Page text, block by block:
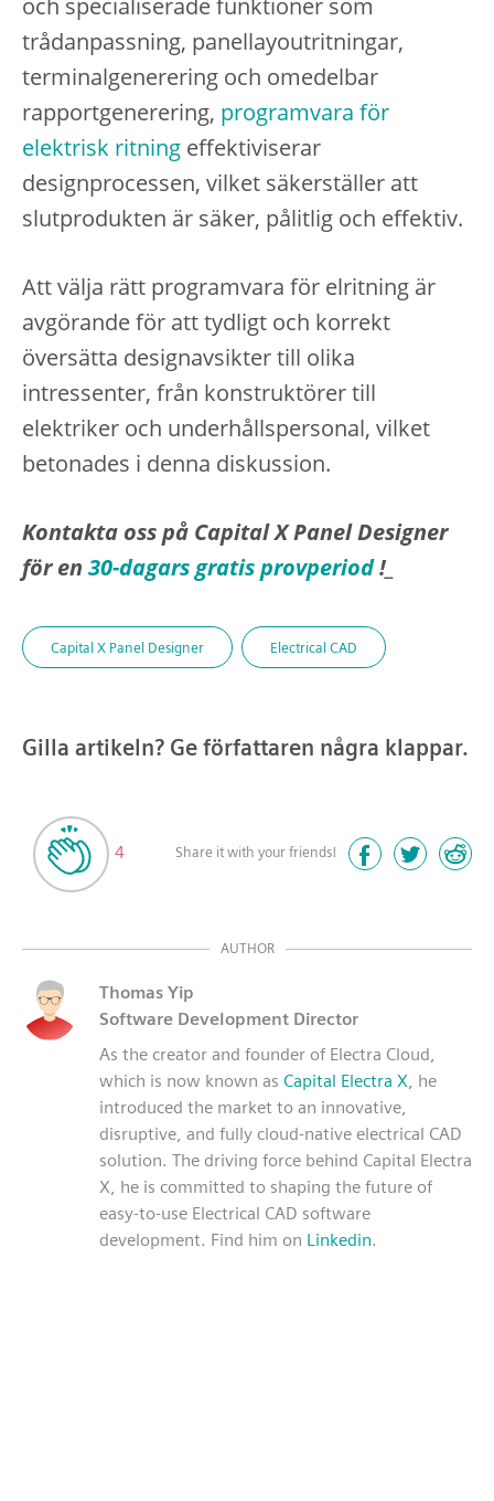
och specialiserade funktioner som
trådanpassning, panellayoutritningar,
terminalgenerering och omedelbar
rapportgenerering, programvara för
elektrisk ritning effektiviserar
designprocessen, vilket säkerställer att
slutprodukten är säker, pålitlig och effektiv.
Att välja rätt programvara för elritning är
avgörande för att tydligt och korrekt
översätta designavsikter till olika
intressenter, från konstruktörer till
elektriker och underhållspersonal, vilket
betonades i denna diskussion.
Kontakta oss på Capital X Panel Designer
för en 30-dagars gratis provperiod!_
Capital X Panel Designer Electrical CAD
Gilla artikeln? Ge författaren några klappar.
4 Share it with your friends!
AUTHOR
Thomas Yip
Software Development Director
As the creator and founder of Electra Cloud,
which is now known as Capital Electra X, he
introduced the market to an innovative,
disruptive, and fully cloud-native electrical CAD
solution. The driving force behind Capital Electra
X, he is committed to shaping the future of
easy-to-use Electrical CAD software
development. Find him on Linkedin.